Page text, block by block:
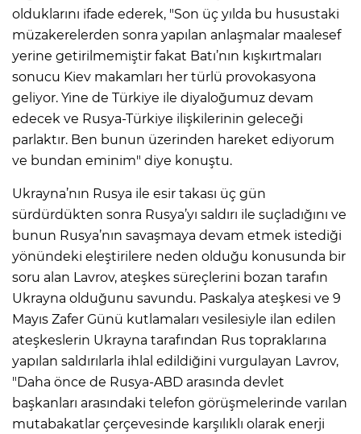
olduklarını ifade ederek, "Son üç yılda bu husustaki
müzakerelerden sonra yapılan anlaşmalar maalesef
yerine getirilmemiştir fakat Batı’nın kışkırtmaları
sonucu Kiev makamları her türlü provokasyona
geliyor. Yine de Türkiye ile diyaloğumuz devam
edecek ve Rusya-Türkiye ilişkilerinin geleceği
parlaktır. Ben bunun üzerinden hareket ediyorum
ve bundan eminim" diye konuştu.
Ukrayna’nın Rusya ile esir takası üç gün
sürdürdükten sonra Rusya’yı saldırı ile suçladığını ve
bunun Rusya’nın savaşmaya devam etmek istediği
yönündeki eleştirilere neden olduğu konusunda bir
soru alan Lavrov, ateşkes süreçlerini bozan tarafın
Ukrayna olduğunu savundu. Paskalya ateşkesi ve 9
Mayıs Zafer Günü kutlamaları vesilesiyle ilan edilen
ateşkeslerin Ukrayna tarafından Rus topraklarına
yapılan saldırılarla ihlal edildiğini vurgulayan Lavrov,
"Daha önce de Rusya-ABD arasında devlet
başkanları arasındaki telefon görüşmelerinde varılan
mutabakatlar çerçevesinde karşılıklı olarak enerji